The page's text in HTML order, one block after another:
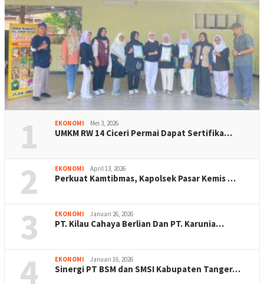
1 EKONOMI Mei 3, 2026
UMKM RW 14 Ciceri Permai Dapat Sertifika…
2 EKONOMI April 13, 2026
Perkuat Kamtibmas, Kapolsek Pasar Kemis …
3 EKONOMI Januari 26, 2026
PT. Kilau Cahaya Berlian Dan PT. Karunia…
4 EKONOMI Januari 16, 2026
Sinergi PT BSM dan SMSI Kabupaten Tanger…